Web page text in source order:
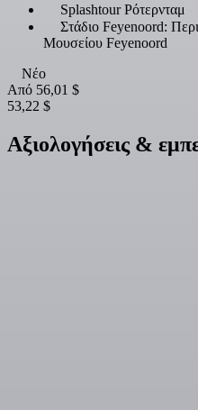
Splashtour Ρότερνταμ
Στάδιο Feyenoord:
Μουσείου Feyenoord
Νέο
Από 56,01 $
53,22 $
Αξιολογήσεις &